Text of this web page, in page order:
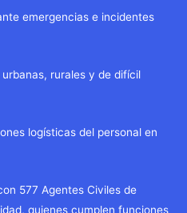
emergencias e incidentes
rurales y de difícil
logísticas del personal en
577 Agentes Civiles de
quienes cumplen funciones